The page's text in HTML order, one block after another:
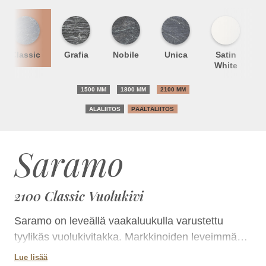
Saramo
2100 Classic Vuolukivi
Saramo on leveällä vaakaluukulla varustettu
tyylikäs vuolukivitakka. Markkinoiden leveimmän
luukun kautta tuli näkyy kauniisti ja kauas.Takkaa
Lue lisää
Classic Grafia Nobile Unica
Satin
White
1500 MM 1800 MM 2100 MM
ALALIITOS PÄÄLTÄLIITOS